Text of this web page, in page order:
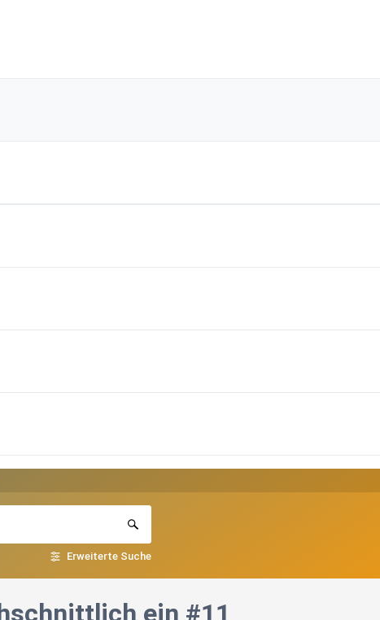
Erweiterte Suche
ein #11